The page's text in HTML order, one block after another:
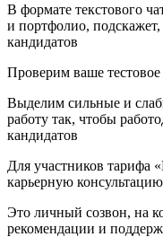
В формате текстового
и портфолио,
кандидатов
Проверим ваше тестовое
Выделим сильные и
работу так, чтобы
кандидатов
Для участников тарифа
карьерную
Это личный созвон, на
рекомендации и